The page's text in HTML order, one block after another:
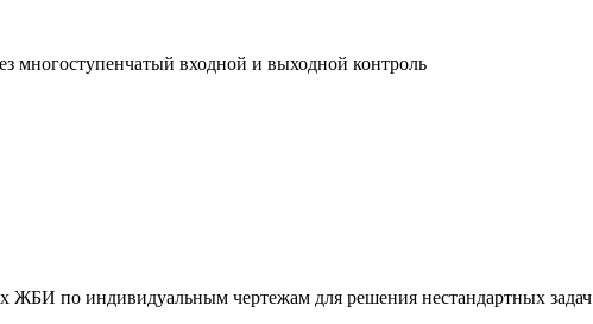
многоступенчатый входной и выходной контроль
ЖБИ по индивидуальным чертежам для решения нестандартных задач